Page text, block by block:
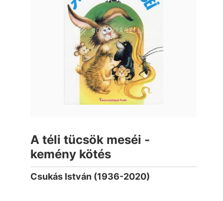
A téli tücsök meséi -
kemény kötés
Csukás István (1936-2020)